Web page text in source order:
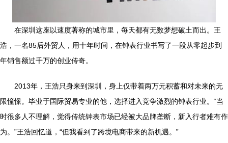
在深圳这座以速度著称的城市里，每天都有无数梦想破土而出。王
浩，一名85后外贸人，用十年时间，在钟表行业书写了一段从零起步到
年销售额过千万的创业传奇。
2013年，王浩只身来到深圳，身上仅带着两万元积蓄和对未来的无
限憧憬。毕业于国际贸易专业的他，选择进入竞争激烈的钟表行业。“当
时很多人不理解，觉得传统钟表市场已经被大品牌垄断，新入行者难有作
为。”王浩回忆道，“但我看到了跨境电商带来的新机遇。”